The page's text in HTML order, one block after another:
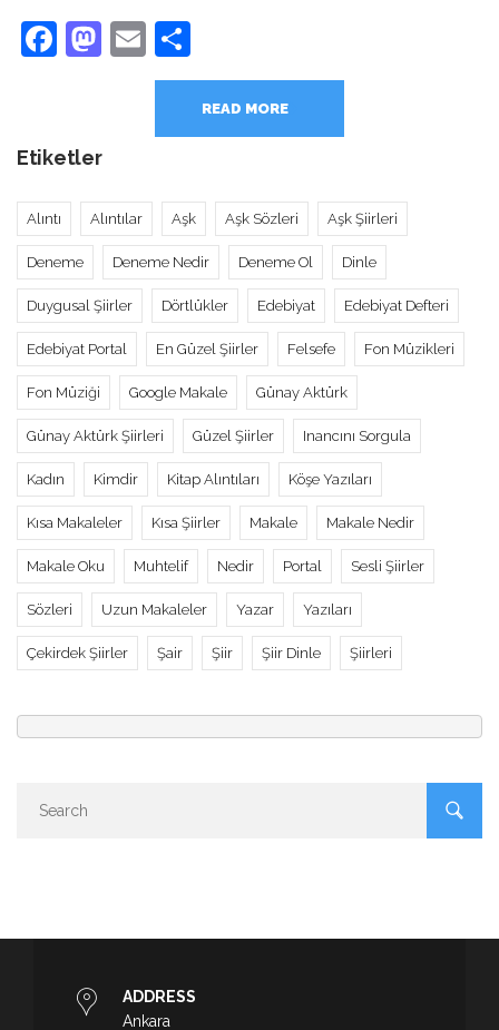
Facebook
Mastodon
Email
READ MORE
Etiketler
Alıntı Alıntılar Aşk Aşk Sözleri Aşk Şiirleri
Deneme Deneme Nedir Deneme Ol Dinle
Duygusal Şiirler Dörtlükler Edebiyat Edebiyat Defteri
Edebiyat Portal En Güzel Şiirler Felsefe Fon Müzikleri
Fon Müziği Google Makale Günay Aktürk
Günay Aktürk Şiirleri Güzel Şiirler Inancını Sorgula
Kadın Kimdir Kitap Alıntıları Köşe Yazıları
Kısa Makaleler Kısa Şiirler Makale Makale Nedir
Makale Oku Muhtelif Nedir Portal Sesli Şiirler
Sözleri Uzun Makaleler Yazar Yazıları
Çekirdek Şiirler Şair Şiir Şiir Dinle Şiirleri
ADDRESS
Ankara